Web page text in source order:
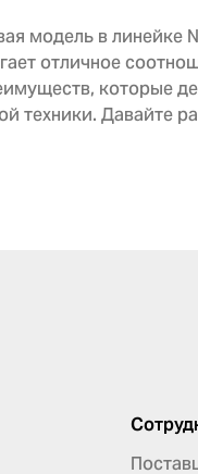
модель в линейке
отличное
которые
техники. Давайте